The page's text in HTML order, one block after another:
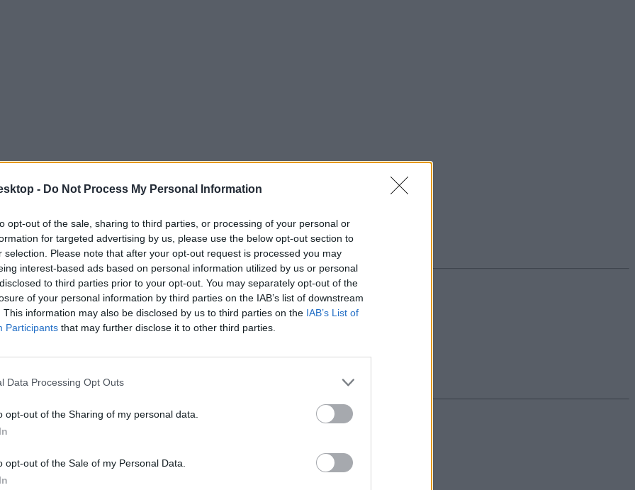
- Do Not Process My Personal Information
opt-out of the sale, sharing to third parties, or processing of your personal or
for targeted advertising by us, please use the below opt-out section to
selection. Please note that after your opt-out request is processed you may
interest-based ads based on personal information utilized by us or personal
to third parties prior to your opt-out. You may separately opt-out of the
of your personal information by third parties on the IAB’s list of downstream
This information may also be disclosed by us to third parties on the IAB’s List of
Participants that may further disclose it to other third parties.
Data Processing Opt Outs
opt-out of the Sharing of my personal data.
opt-out of the Sale of my Personal Data.
ügyében
alaptalanul azt állítva, hogy a Telexnek is köze van a feltörésekhez.
hozzáférhettek a hallgatók adataihoz